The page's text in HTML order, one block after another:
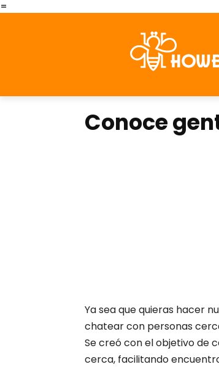
=
Conoce
Ya sea que quieras hacer
chatear con personas
Se creó con el objetivo de
cerca, facilitando